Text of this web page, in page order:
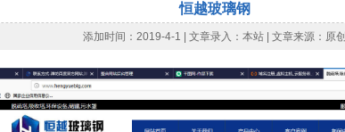
恒越玻璃钢
添加时间：2019-4-1 | 文章录入：本站 | 文章来源：原创